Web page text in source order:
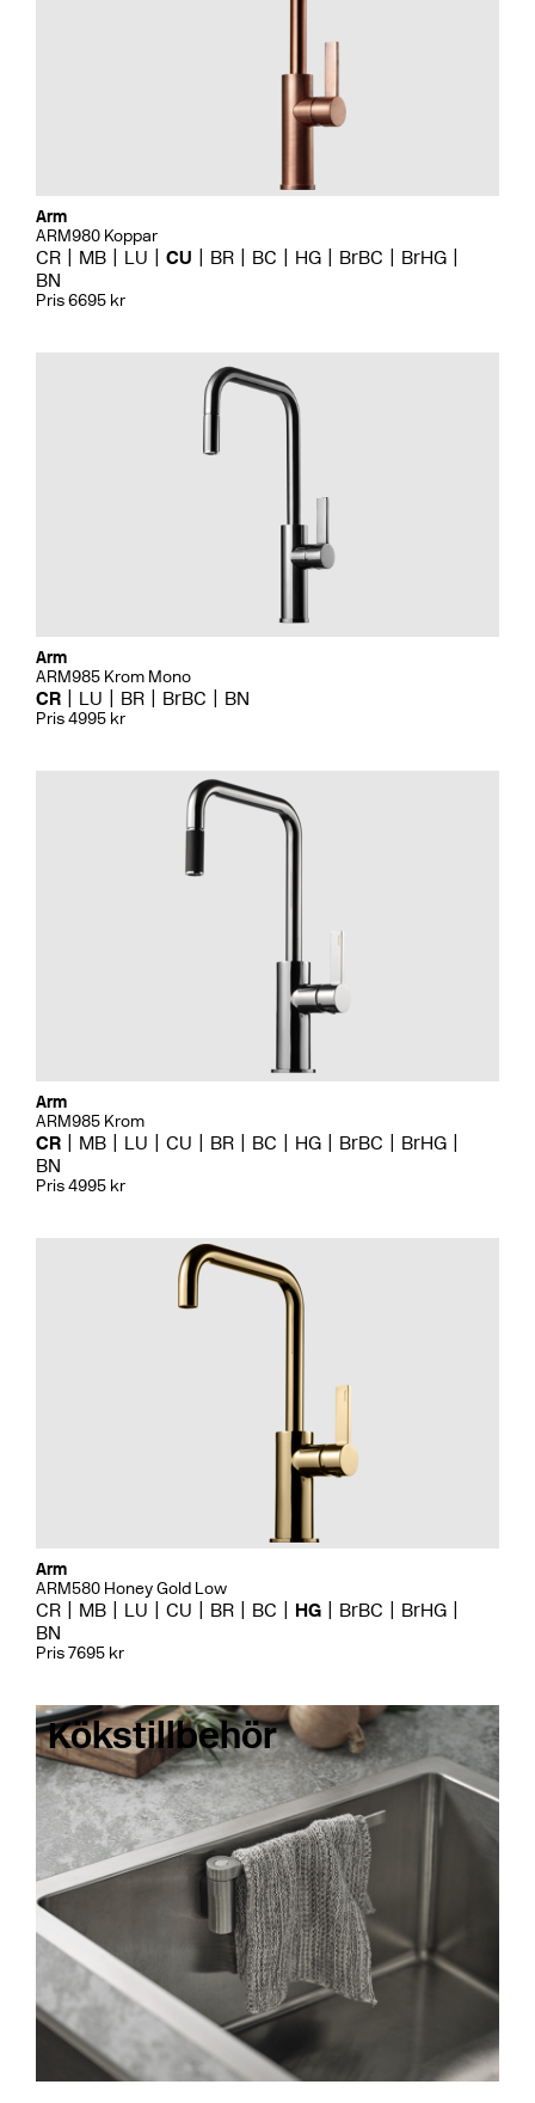
Arm
ARM980 Koppar
CR MB LU CU BR BC HG BrBC
BrHG
BN
Pris 6695 kr
Arm
ARM985 Krom Mono
CR LU BR BrBC BN
Pris 4995 kr
Arm
ARM985 Krom
CR MB LU CU BR BC HG BrBC
BrHG
BN
Pris 4995 kr
Arm
ARM580 Honey Gold Low
CR MB LU CU BR BC HG BrBC
BrHG
BN
Pris 7695 kr
Kökstillbehör